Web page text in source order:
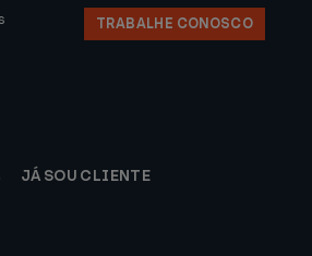
TRABALHE CONOSCO
JÁ SOU CLIENTE